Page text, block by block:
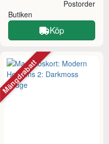
Butiken
Postorder
Köp
Mängdrabatt